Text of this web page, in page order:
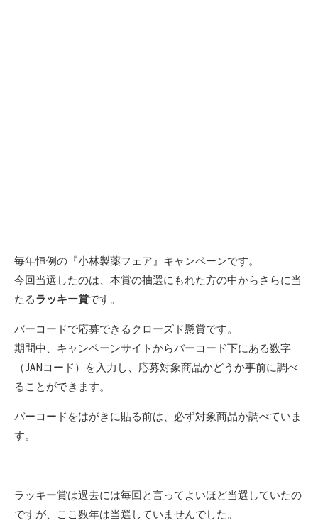
毎年恒例の『小林製薬フェア』キャンペーンです。
今回当選したのは、本賞の抽選にもれた方の中からさらに当
たるラッキー賞です。
バーコードで応募できるクローズド懸賞です。
期間中、キャンペーンサイトからバーコード下にある数字
（JANコード）を入力し、応募対象商品かどうか事前に調べ
ることができます。
バーコードをはがきに貼る前は、必ず対象商品か調べていま
す。
ラッキー賞は過去には毎回と言ってよいほど当選していたの
ですが、ここ数年は当選していませんでした。